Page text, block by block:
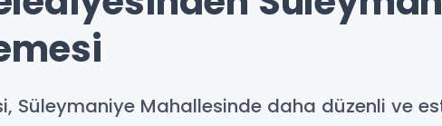
Süleymaniye Mahallesinde daha düzenli ve